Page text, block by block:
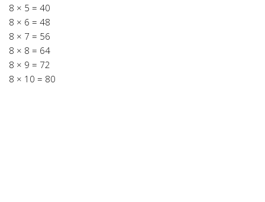
8 × 5 = 40
8 × 6 = 48
8 × 7 = 56
8 × 8 = 64
8 × 9 = 72
8 × 10 = 80